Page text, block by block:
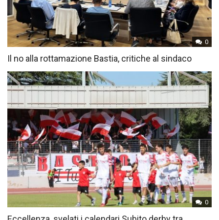
0
Il no alla rottamazione Bastia, critiche al sindaco
0